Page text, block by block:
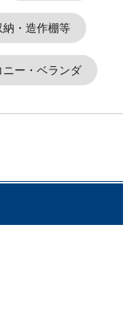
納・造作棚等
ニー・ベランダ